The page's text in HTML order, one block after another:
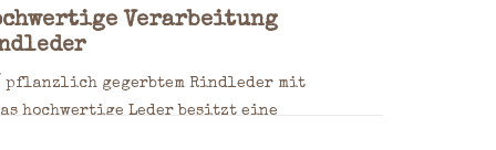
Verarbeitung
pflanzlich gegerbtem Rindleder mit
hochwertige Leder besitzt eine